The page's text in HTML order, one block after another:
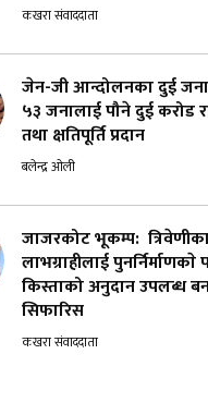
कखरा संवाददाता
जेन-जी आन्दोलनका दुई
५३ जनालाई पौने दुई करोड
तथा क्षतिपूर्ति प्रदान
बलेन्द्र ओली
जाजरकोट भूकम्प:
लाभग्राहीलाई पुनर्निर्माणकाे
किस्ताको अनुदान उपलब्ध
सिफारिस
कखरा संवाददाता